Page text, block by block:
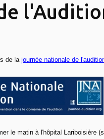
de la journée nationale de
le matin à l'hôpital Lariboisière